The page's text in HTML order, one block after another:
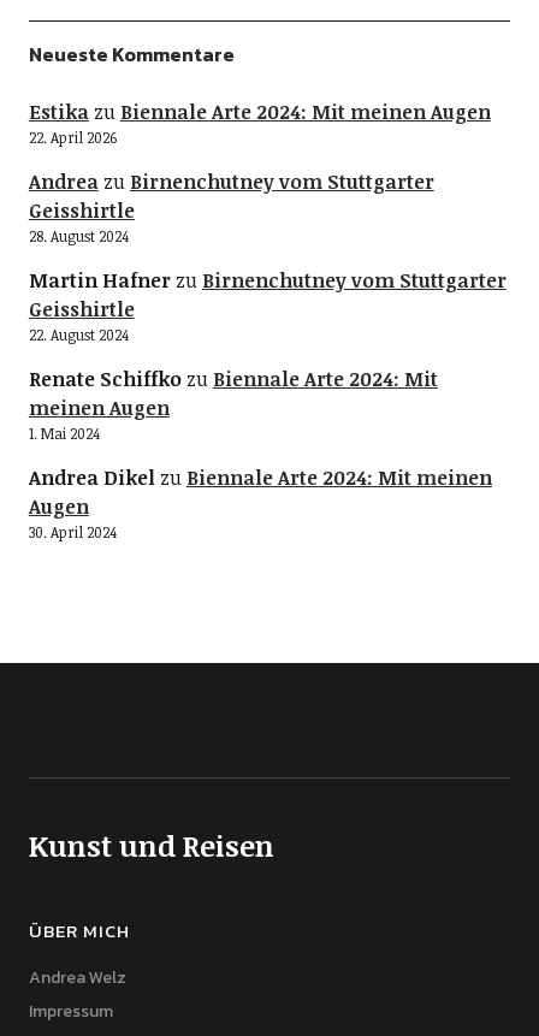
Neueste Kommentare
Estikazu Biennale Arte 2024: Mit meinen Augen
22. April 2026
Andreazu Birnenchutney vom Stuttgarter
Geisshirtle
28. August 2024
Martin Hafnerzu Birnenchutney vom Stuttgarter
Geisshirtle
22. August 2024
Renate Schiffkozu Biennale Arte 2024: Mit
meinen Augen
1. Mai 2024
Andrea Dikelzu Biennale Arte 2024: Mit meinen
Augen
30. April 2024
Kunst und Reisen
ÜBER MICH
Andrea Welz
Impressum